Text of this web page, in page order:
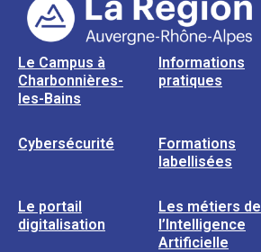
Le Campus à
Charbonnières-
les-Bains
Informations
pratiques
Cybersécurité
Formations
labellisées
Le portail
digitalisation
Les métiers de
l’Intelligence
Artificielle